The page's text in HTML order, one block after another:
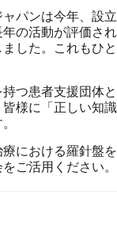
パンは今年、設
の活動が評価さ
した。これもひ
つ患者支援団体
様に「正しい知
における羅針盤
ご活用ください。